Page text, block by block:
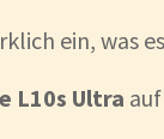
ein, was
L10s Ultra